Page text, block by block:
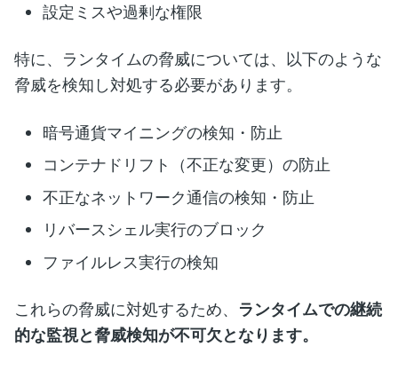
設定ミスや過剰な権限
特に、ランタイムの脅威については、以下のような
脅威を検知し対処する必要があります。
暗号通貨マイニングの検知・防止
コンテナドリフト（不正な変更）の防止
不正なネットワーク通信の検知・防止
リバースシェル実行のブロック
ファイルレス実行の検知
これらの脅威に対処するため、 ランタイムでの継続
的な監視と脅威検知が不可欠となります。